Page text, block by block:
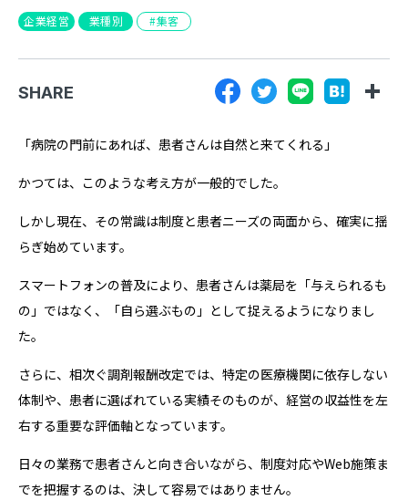
広告掲載に関する規約
特定商取引法に基づく表記
プライバシーポリシー
企業経営 業種別 集客
SHARE
「病院の門前にあれば、患者さんは自然と来てくれる」
かつては、このような考え方が一般的でした。
しかし現在、その常識は制度と患者ニーズの両面から、確実に揺
らぎ始めています。
スマートフォンの普及により、患者さんは薬局を「与えられるも
の」ではなく、「自ら選ぶもの」として捉えるようになりまし
た。
さらに、相次ぐ調剤報酬改定では、特定の医療機関に依存しない
体制や、患者に選ばれている実績そのものが、経営の収益性を左
右する重要な評価軸となっています。
日々の業務で患者さんと向き合いながら、制度対応やWeb施策ま
でを把握するのは、決して容易ではありません。